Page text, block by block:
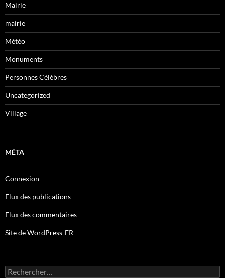
Mairie
mairie
Météo
Monuments
Personnes Célèbres
Uncategorized
Village
MÉTA
Connexion
Flux des publications
Flux des commentaires
Site de WordPress-FR
Rechercher :